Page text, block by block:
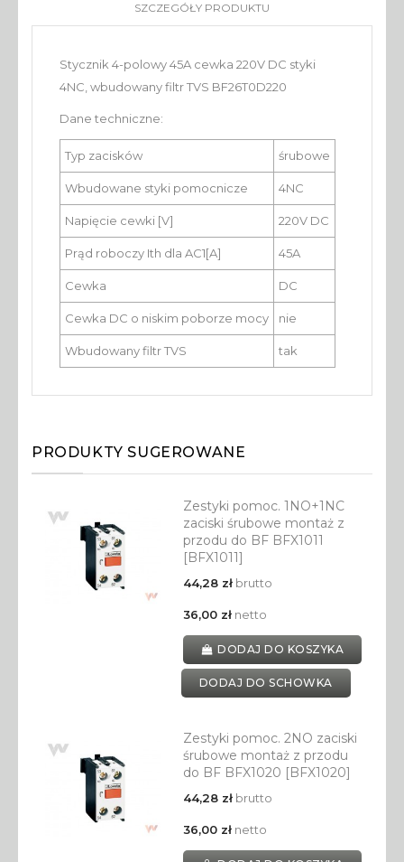
SZCZEGÓŁY PRODUKTU
Stycznik 4-polowy 45A cewka 220V DC styki
4NC, wbudowany filtr TVS BF26T0D220
Dane techniczne:
Typ zacisków śrubowe
Wbudowane styki pomocnicze 4NC
Napięcie cewki [V] 220V DC
Prąd roboczy Ith dla AC1[A] 45A
Cewka DC
Cewka DC o niskim poborze mocy nie
Wbudowany filtr TVS tak
PRODUKTY SUGEROWANE
Zestyki pomoc. 1NO+1NC
zaciski śrubowe montaż z
przodu do BF BFX1011
[BFX1011]
44,28 złbrutto
36,00 złnetto
DODAJ DO KOSZYKA
DODAJ DO SCHOWKA
Zestyki pomoc. 2NO zaciski
śrubowe montaż z przodu
do BF BFX1020 [BFX1020]
44,28 złbrutto
36,00 złnetto